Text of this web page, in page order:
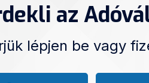
az
lépjen be vagy